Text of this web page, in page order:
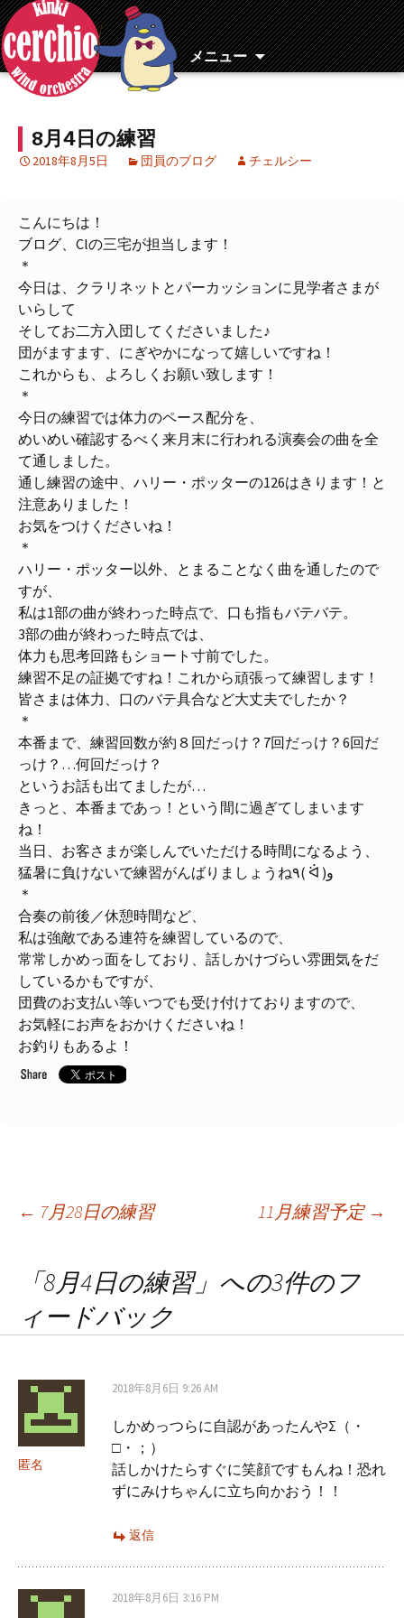
メニュー
コ
ン
テ
ン
8月4日の練習
2018年8月5日 団員のブログ チェルシー
こんにちは！
ブログ、Clの三宅が担当します！
＊
今日は、クラリネットとパーカッションに見学者さまが
いらして
そしてお二方入団してくださいました♪
団がますます、にぎやかになって嬉しいですね！
これからも、よろしくお願い致します！
＊
今日の練習では体力のペース配分を、
めいめい確認するべく来月末に行われる演奏会の曲を全
て通しました。
通し練習の途中、ハリー・ポッターの126はきります！と
注意ありました！
お気をつけくださいね！
＊
ハリー・ポッター以外、とまることなく曲を通したので
すが、
私は1部の曲が終わった時点で、口も指もバテバテ。
3部の曲が終わった時点では、
体力も思考回路もショート寸前でした。
練習不足の証拠ですね！これから頑張って練習します！
皆さまは体力、口のバテ具合など大丈夫でしたか？
＊
本番まで、練習回数が約８回だっけ？7回だっけ？6回だ
っけ？…何回だっけ？
というお話も出てましたが…
きっと、本番まであっ！という間に過ぎてしまいます
ね！
当日、お客さまが楽しんでいただける時間になるよう、
猛暑に負けないで練習がんばりましょうね٩( ᐛ )و
＊
合奏の前後／休憩時間など、
私は強敵である連符を練習しているので、
常常しかめっ面をしており、話しかけづらい雰囲気をだ
しているかもですが、
団費のお支払い等いつでも受け付けておりますので、
お気軽にお声をおかけくださいね！
お釣りもあるよ！
投
稿
ナ
ビ
ゲ
シ
← 7月28日の練習 11月練習予定 →
「8月4日の練習」への3件のフ
ィードバック
匿名
2018年8月6日 9:26 AM
しかめっつらに自認があったんやΣ（・
□・；）
話しかけたらすぐに笑顔ですもんね！恐れ
ずにみけちゃんに立ち向かおう！！
返信
2018年8月6日 3:16 PM